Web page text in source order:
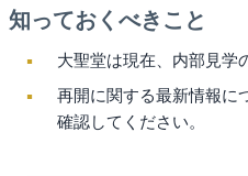
知っておくべきこと
大聖堂は現在、内部見学
再開に関する最新情報に
確認してください。